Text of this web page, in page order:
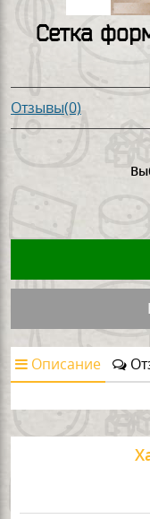
Сетка
Отзывы(0)
Описание